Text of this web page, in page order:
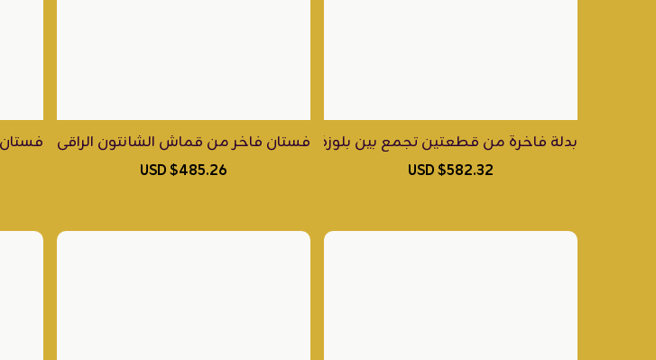
بدلة فاخرة من قطعتين تجمع بين بلوزة وتايير من الجازار الإيطالي الناعم، وتتألق بتطريز مخرّم
$582.32 USD
فستان فاخر من قماش الشانتون الراقي، يجمع
$485.26 USD
فستان